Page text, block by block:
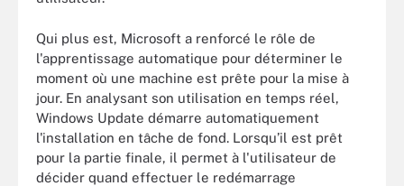
Qui plus est, Microsoft a renforcé le rôle de
l'apprentissage automatique pour déterminer le
moment où une machine est prête pour la mise à
jour. En analysant son utilisation en temps réel,
Windows Update démarre automatiquement
l'installation en tâche de fond. Lorsqu’il est prêt
pour la partie finale, il permet à l'utilisateur de
décider quand effectuer le redémarrage